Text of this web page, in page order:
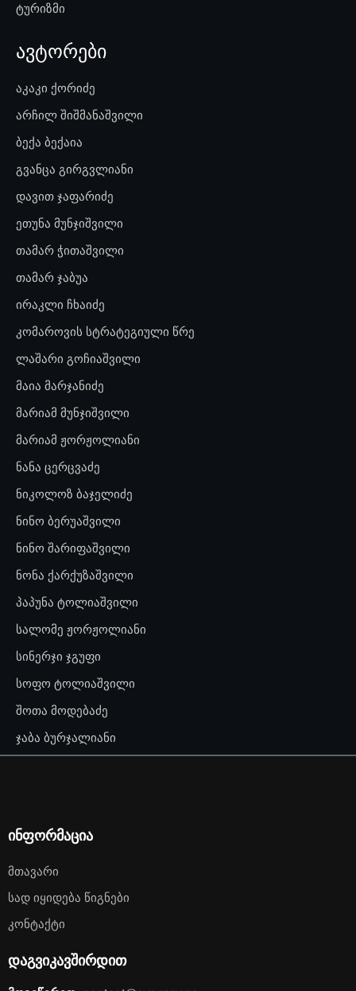
ტურიზმი
ავტორები
აკაკი ქორიძე
არჩილ შიშმანაშვილი
ბექა ბექაია
გვანცა გირგვლიანი
დავით ჯაფარიძე
ეთუნა მუნჯიშვილი
თამარ ჭითაშვილი
თამარ ჯაბუა
ირაკლი ჩხაიძე
კომაროვის სტრატეგიული წრე
ლაშარი გოჩიაშვილი
მაია მარჯანიძე
მარიამ მუნჯიშვილი
მარიამ ჟორჟოლიანი
ნანა ცერცვაძე
ნიკოლოზ ბაჯელიძე
ნინო ბერუაშვილი
ნინო შარიფაშვილი
ნონა ქარქუზაშვილი
პაპუნა ტოლიაშვილი
სალომე ჟორჟოლიანი
სინერჯი ჯგუფი
სოფო ტოლიაშვილი
შოთა მოდებაძე
ჯაბა ბურჯალიანი
ინფორმაცია
Მთავარი
Სად Იყიდება Წიგნები
Კონტაქტი
დაგვიკავშირდით